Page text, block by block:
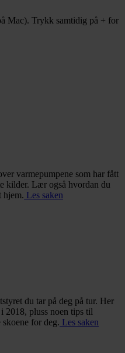
Mac). Trykk samtidig på + for
varmepumpene som har fått
kilder. Lær også hvordan du
hjem. Les saken
du tar på deg på tur. Her
2018, pluss noen tips til
for deg. Les saken